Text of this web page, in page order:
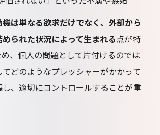
機は単なる欲求だけでなく、外部から
られた状況によって生まれる点が特
、個人の問題として片付けるのでは
どのようなプレッシャーがかかって
、適切にコントロールすることが重